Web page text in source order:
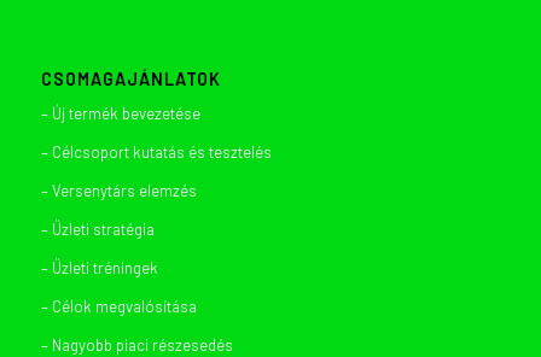
CSOMAGAJÁNLATOK
– Új termék bevezetése
– Célcsoport kutatás és tesztelés
– Versenytárs elemzés
– Üzleti stratégia
– Üzleti tréningek
– Célok megvalósítása
– Nagyobb piaci részesedés